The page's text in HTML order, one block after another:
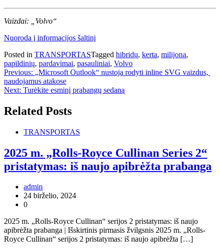
Vaizdai: „Volvo“
Nuoroda į informacijos šaltinį
Posted in TRANSPORTASTagged hibridų, kerta, milijoną,
papildinių, pardavimai, pasauliniai, Volvo
Navigacija
tarp
Previous: „Microsoft Outlook“ nustoja rodyti inline SVG vaizdus, ​​
naudojamus atakose
Next: Turėkite esminį prabangų sedaną
Related Posts
TRANSPORTAS
2025 m. „Rolls-Royce Cullinan Series 2“
pristatymas: iš naujo apibrėžta prabanga
admin
24 birželio, 2024
0
2025 m. „Rolls-Royce Cullinan“ serijos 2 pristatymas: iš naujo
apibrėžta prabanga | Išskirtinis pirmasis žvilgsnis 2025 m. „Rolls-
Royce Cullinan“ serijos 2 pristatymas: iš naujo apibrėžta […]